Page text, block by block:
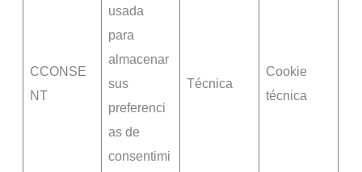
CCONSE
NT
usada
para
almacenar
sus
preferenci
as de
consentimi
Técnica
Cookie
técnica